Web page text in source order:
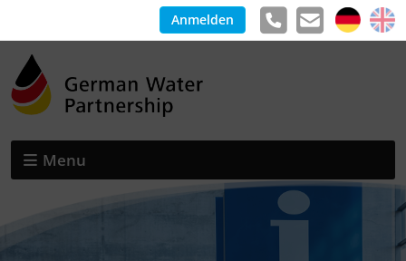
Anmelden
Menu